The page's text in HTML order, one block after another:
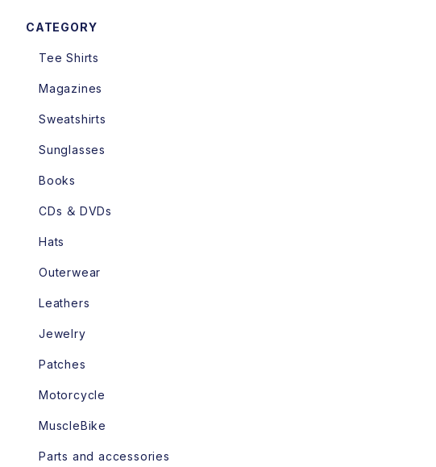
CATEGORY
Tee Shirts
Magazines
Sweatshirts
Sunglasses
Books
CDs ＆ DVDs
Hats
Outerwear
Leathers
Jewelry
Patches
Motorcycle
MuscleBike
Parts and accessories